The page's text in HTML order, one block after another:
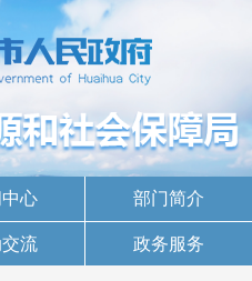
心 部门简介
流 政务服务